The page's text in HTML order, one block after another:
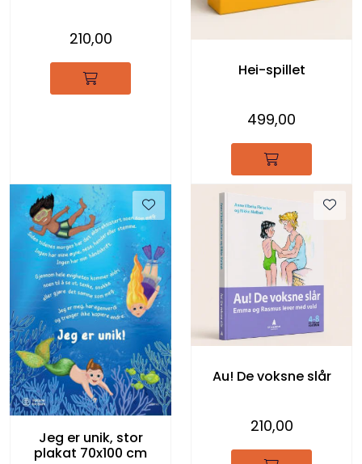
210,00
Hei-spillet
499,00
Jeg er unik, stor
plakat 70x100 cm
Au! De voksne slår
210,00